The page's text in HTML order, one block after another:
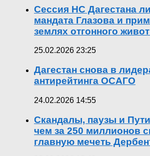
Сессия НС Дагестана
мандата Глазова и
землях отгонного
25.02.2026 23:25
Дагестан снова в
антирейтинга ОСАГО
24.02.2026 14:55
Скандалы, паузы и
чем за 250 миллионов
главную мечеть